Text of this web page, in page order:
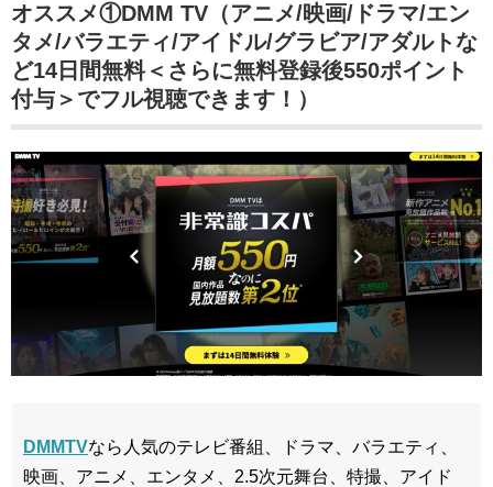
オススメ①DMM TV（アニメ/映画/ドラマ/エン
タメ/バラエティ/アイドル/グラビア/アダルトな
ど14日間無料＜さらに無料登録後550ポイント
付与＞でフル視聴できます！）
DMMTVなら人気のテレビ番組、ドラマ、バラエティ、
映画、アニメ、エンタメ、2.5次元舞台、特撮、アイド